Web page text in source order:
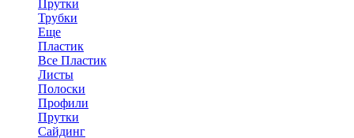
Прутки
Трубки
Еще
Пластик
Все Пластик
Листы
Полоски
Профили
Прутки
Сайдинг